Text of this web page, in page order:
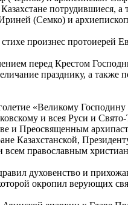
потрудившиеся, а
(Семко) и
произнес протоиерей
перед Крестом
празднику, а также
«Великому
и всея Руси и
и Преосвященным
Казахстанской,
всем православным
духовенство и
окропил верующих